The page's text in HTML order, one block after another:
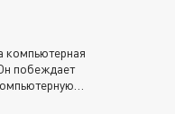
компьютерная
побеждает